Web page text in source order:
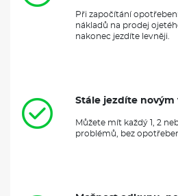
Při započítání
nákladů na prodej
nakonec jezdíte levněji.
Stále jezdíte novým
Můžete mít každý 1, 2
problémů, bez